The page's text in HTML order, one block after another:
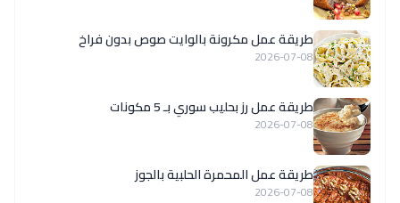
طريقة عمل مكرونة بالوايت صوص بدون فراخ
2026-07-08
طريقة عمل رز بحليب سوري بـ 5 مكونات
2026-07-08
طريقة عمل المحمرة الحلبية بالجوز
2026-07-08